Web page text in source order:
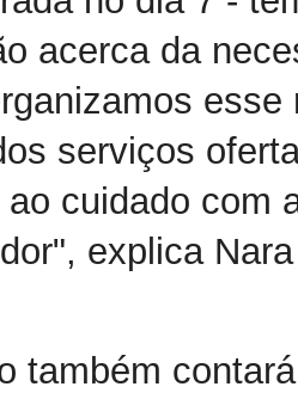
acerca da
serviços
cuidado com
explica
também